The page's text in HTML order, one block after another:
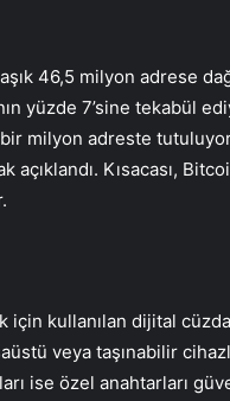
46,5 milyon adrese
yüzde 7’sine tekabül
milyon adreste tutuluyor.
Kısacası,
kullanılan dijital
veya taşınabilir
ise özel anahtarları